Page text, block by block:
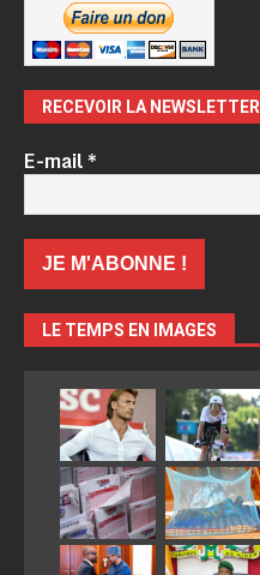
RECEVOIR LA NEWSLETTER
E-mail*
LE TEMPS EN IMAGES